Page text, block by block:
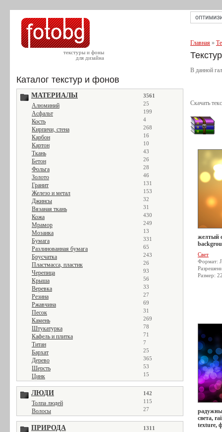
текстуры и фоны
для дизайна
Каталог текстур и фонов
МАТЕРИАЛЫ 3561
Алюминий 25
Асфальт 199
Кость 4
Кирпичи, стена 268
Карбон 16
Картон 10
Ткань 43
Бетон 26
Фольга 28
Золото 46
Гранит 131
Железо и метал 153
Джинсы 32
Вязаная ткань 31
Кожа 430
Мрамор 249
Мозаика 13
Бумага 331
Разлинованная бумага 65
Брусчатка 243
Пластмасса, пластик 26
Черепица 93
Крыша 56
Веревка 33
Резина 27
Ржавчина 69
Песок 31
Камень 269
Штукатурка 78
Кафель и плитка 71
Титан 7
Бархат 25
Дерево 365
Шерсть 53
Цинк 15
ЛЮДИ 142
Толпа людей 115
Волосы 27
ПРИРОДА 1311
Главная »
В данной
Скачать
желтый
Свет
Формат:
Размер:
света,
texture,